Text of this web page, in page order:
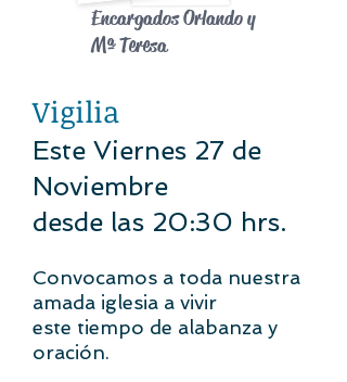
Encargados Orlando y
Mª Teresa
Vigilia
Este Viernes 27 de
Noviembre
desde las 20:30 hrs.
Convocamos a toda nuestra
amada iglesia a vivir
este tiempo de alabanza y
oración.